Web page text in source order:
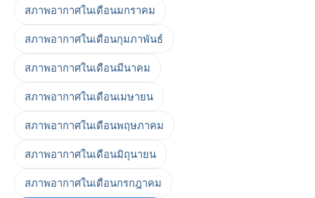
สภาพอากาศในเดือนมกราคม
สภาพอากาศในเดือนกุมภาพันธ์
สภาพอากาศในเดือนมีนาคม
สภาพอากาศในเดือนเมษายน
สภาพอากาศในเดือนพฤษภาคม
สภาพอากาศในเดือนมิถุนายน
สภาพอากาศในเดือนกรกฎาคม